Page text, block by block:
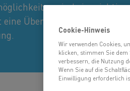
sind ein
eine Übersicht zu einigen
Cookie-Hinweis
Wir verwenden Cookies,
klicken, stimmen Sie dem
verbessern, die Nutzung
Wenn Sie auf die
Einwilligung erforderlich